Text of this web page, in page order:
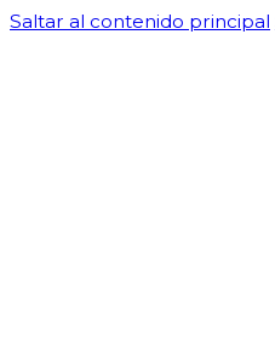
Saltar al contenido principal